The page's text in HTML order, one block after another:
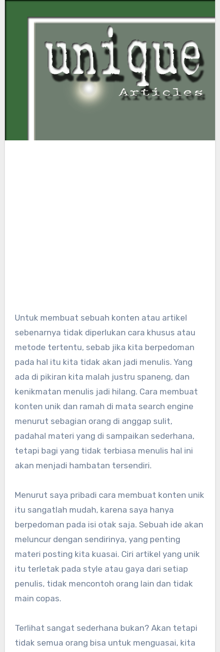
Untuk membuat sebuah konten atau artikel
sebenarnya tidak diperlukan cara khusus atau
metode tertentu, sebab jika kita berpedoman
pada hal itu kita tidak akan jadi menulis. Yang
ada di pikiran kita malah justru spaneng, dan
kenikmatan menulis jadi hilang. Cara membuat
konten unik dan ramah di mata search engine
menurut sebagian orang di anggap sulit,
padahal materi yang di sampaikan sederhana,
tetapi bagi yang tidak terbiasa menulis hal ini
akan menjadi hambatan tersendiri.
Menurut saya pribadi cara membuat konten unik
itu sangatlah mudah, karena saya hanya
berpedoman pada isi otak saja. Sebuah ide akan
meluncur dengan sendirinya, yang penting
materi posting kita kuasai. Ciri artikel yang unik
itu terletak pada style atau gaya dari setiap
penulis, tidak mencontoh orang lain dan tidak
main copas.
Terlihat sangat sederhana bukan? Akan tetapi
tidak semua orang bisa untuk menguasai, kita